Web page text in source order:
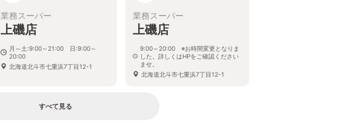
業務スーパー
上磯店
月～土:9:00～21:00 日:9:00～
20:00
北海道北斗市七重浜7丁目12-1
業務スーパー
上磯店
9:00～20:00 ※お時間変更となりま
した。詳しくはHPをご確認ください
ませ。
北海道北斗市七重浜7丁目12-1
すべて見る